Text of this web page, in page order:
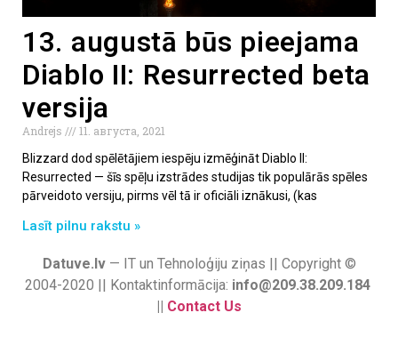
13. augustā būs pieejama
Diablo II: Resurrected beta
versija
Andrejs
11. августа, 2021
Blizzard dod spēlētājiem iespēju izmēģināt Diablo II:
Resurrected — šīs spēļu izstrādes studijas tik populārās spēles
pārveidoto versiju, pirms vēl tā ir oficiāli iznākusi, (kas
Lasīt pilnu rakstu »
Datuve.lv— IT un Tehnoloģiju ziņas || Copyright ©
2004-2020 || Kontaktinformācija: info@209.38.209.184
|| Contact Us